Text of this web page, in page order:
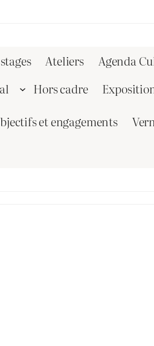
Ateliers Agenda
Hors cadre
et engagements